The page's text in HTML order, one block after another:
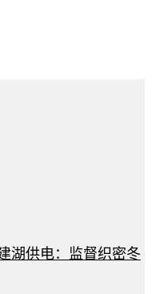
湖供电：监督织密冬